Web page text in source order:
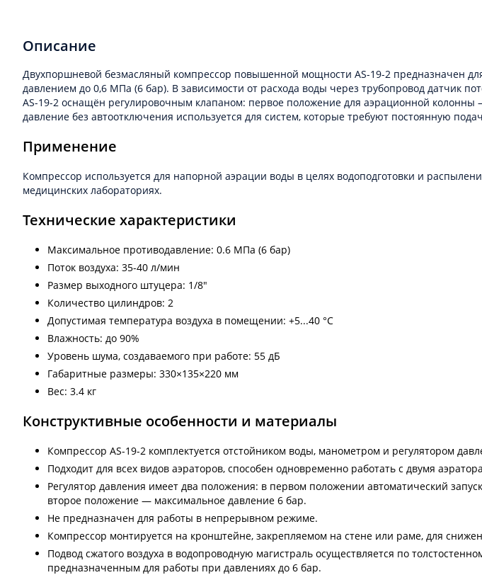
Описание
Двухпоршневой безмасляный компрессор повышенной мощности AS-19-2 предназначен
давлением до 0,6 МПа (6 бар). В зависимости от расхода воды через трубопровод датчик
AS-19-2 оснащён регулировочным клапаном: первое положение для аэрационной
давление без автоотключения используется для систем, которые требуют постоянную
Применение
Компрессор используется для напорной аэрации воды в целях водоподготовки и
медицинских лабораториях.
Технические характеристики
Максимальное противодавление: 0.6 МПа (6 бар)
Поток воздуха: 35-40 л/мин
Размер выходного штуцера: 1/8"
Количество цилиндров: 2
Допустимая температура воздуха в помещении: +5...40 °C
Влажность: до 90%
Уровень шума, создаваемого при работе: 55 дБ
Габаритные размеры: 330×135×220 мм
Вес: 3.4 кг
Конструктивные особенности и материалы
Компрессор AS-19-2 комплектуется отстойником воды, манометром и регулятором
Подходит для всех видов аэраторов, способен одновременно работать с двумя
Регулятор давления имеет два положения: в первом положении автоматический
второе положение — максимальное давление 6 бар.
Не предназначен для работы в непрерывном режиме.
Компрессор монтируется на кронштейне, закрепляемом на стене или раме, для
Подвод сжатого воздуха в водопроводную магистраль осуществляется по
предназначенным для работы при давлениях до 6 бар.